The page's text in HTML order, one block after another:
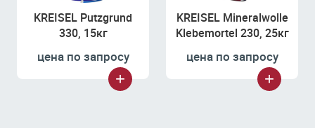
KREISEL Putzgrund
330, 15кг
цена по запросу
KREISEL Mineralwolle
Klebemortel 230, 25кг
цена по запросу